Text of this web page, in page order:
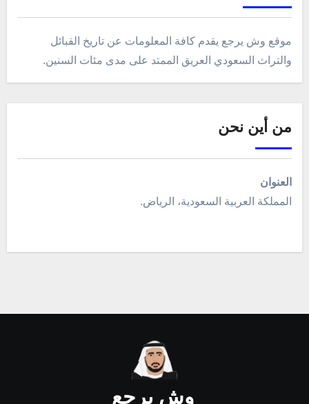
موقع وش يرجع يقدم كافة المعلومات عن تاريخ القبائل
والتراث السعودي العريق الممتد على مدى مئات السنين.
من أين نحن
العنوان
المملكة العربية السعودية، الرياض.
وش يرجع